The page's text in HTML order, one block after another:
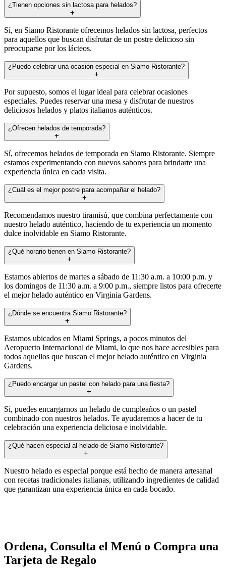
¿Tienen opciones sin lactosa para helados?
Sí, en Siamo Ristorante ofrecemos helados sin lactosa, perfectos
para aquellos que buscan disfrutar de un postre delicioso sin
preocuparse por los lácteos.
¿Puedo celebrar una ocasión especial en Siamo Ristorante?
Por supuesto, somos el lugar ideal para celebrar ocasiones
especiales. Puedes reservar una mesa y disfrutar de nuestros
deliciosos helados y platos italianos auténticos.
¿Ofrecen helados de temporada?
Sí, ofrecemos helados de temporada en Siamo Ristorante. Siempre
estamos experimentando con nuevos sabores para brindarte una
experiencia única en cada visita.
¿Cuál es el mejor postre para acompañar el helado?
Recomendamos nuestro tiramisú, que combina perfectamente con
nuestro helado auténtico, haciendo de tu experiencia un momento
dulce inolvidable en Siamo Ristorante.
¿Qué horario tienen en Siamo Ristorante?
Estamos abiertos de martes a sábado de 11:30 a.m. a 10:00 p.m. y
los domingos de 11:30 a.m. a 9:00 p.m., siempre listos para ofrecerte
el mejor helado auténtico en Virginia Gardens.
¿Dónde se encuentra Siamo Ristorante?
Estamos ubicados en Miami Springs, a pocos minutos del
Aeropuerto Internacional de Miami, lo que nos hace accesibles para
todos aquellos que buscan el mejor helado auténtico en Virginia
Gardens.
¿Puedo encargar un pastel con helado para una fiesta?
Sí, puedes encargarnos un helado de cumpleaños o un pastel
combinado con nuestros helados. Te ayudaremos a hacer de tu
celebración una experiencia deliciosa e inolvidable.
¿Qué hacen especial al helado de Siamo Ristorante?
Nuestro helado es especial porque está hecho de manera artesanal
con recetas tradicionales italianas, utilizando ingredientes de calidad
que garantizan una experiencia única en cada bocado.
Ordena, Consulta el Menú o Compra una
Tarjeta de Regalo